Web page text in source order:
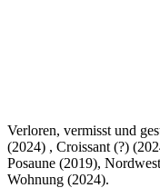
Verloren, vermisst und
(2024) , Croissant (?)
Posaune (2019),
Wohnung (2024).